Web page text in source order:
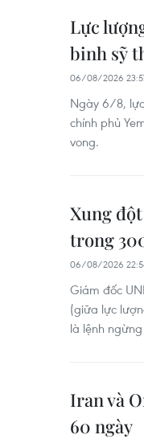
Lực
binh sỹ
06/08/2026
Ngày 6/8,
chính phủ
vong.
Xung
trong
06/08/2026
Giám đốc
(giữa lực
là lệnh
Iran và
60 ngày